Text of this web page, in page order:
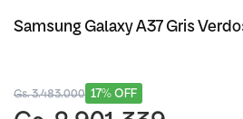
Samsung Galaxy A37 Gris
17% OFF
Gs. 3.483.000